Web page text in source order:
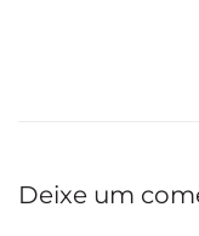
Deixe um